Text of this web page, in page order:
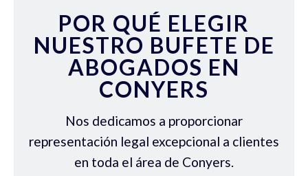
POR QUÉ ELEGIR
NUESTRO BUFETE DE
ABOGADOS EN
CONYERS
Nos dedicamos a proporcionar
representación legal excepcional a clientes
en toda el área de Conyers.